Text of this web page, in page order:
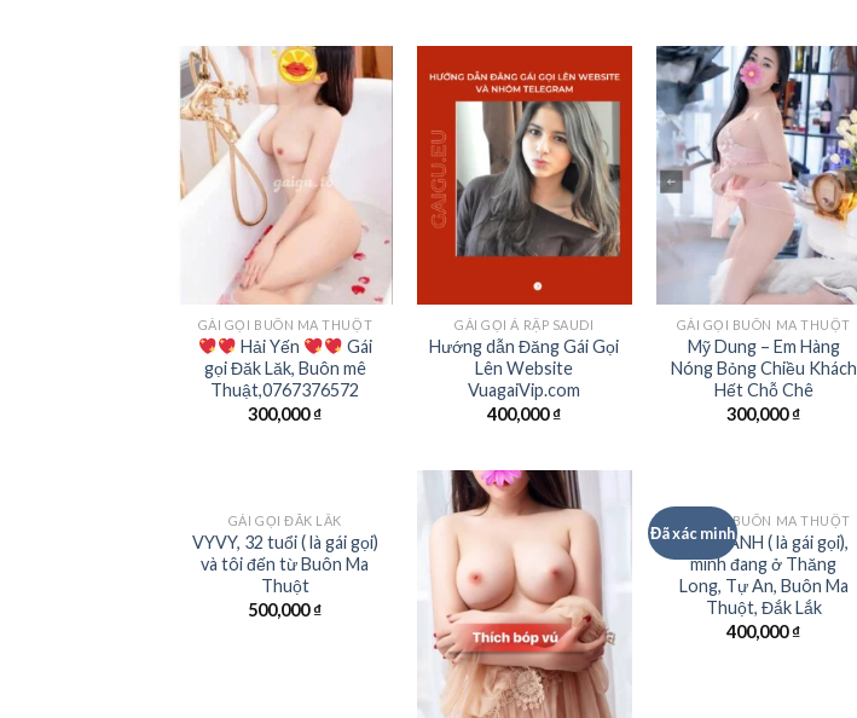
GÁI GỌI BUÔN MA THUỘT
Hải Yến
Gái
gọi Đăk Lăk, Buôn mê
Thuật,0767376572
300,000₫
GÁI GỌI Ả RẬP SAUDI
Hướng dẫn Đăng Gái Gọi
Lên Website
VuagaiVip.com
400,000₫
GÁI GỌI BUÔN MA THUỘT
Mỹ Dung – Em Hàng
Nóng Bỏng Chiều Khách
Hết Chỗ Chê
300,000₫
GÁI GỌI ĐĂK LẮK
VYVY, 32 tuổi ( là gái gọi)
và tôi đến từ Buôn Ma
Thuột
500,000₫
Đã xác minh
GÁI GỌI BUÔN MA THUỘT
MINH ANH ( là gái gọi),
mình đang ở Thăng
Long, Tự An, Buôn Ma
Thuột, Đắk Lắk
400,000₫